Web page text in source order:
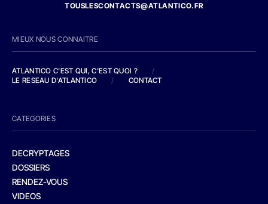
TOUSLESCONTACTS@ATLANTICO.FR
MIEUX NOUS CONNAITRE
ATLANTICO C'EST QUI, C'EST QUOI ?
/
LE RESEAU D'ATLANTICO
/ CONTACT
CATEGORIES
DECRYPTAGES
DOSSIERS
RENDEZ-VOUS
VIDEOS